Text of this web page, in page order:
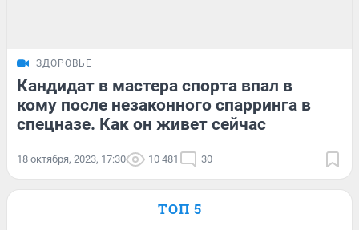
ЗДОРОВЬЕ
Кандидат в мастера спорта впал в
кому после незаконного спарринга в
спецназе. Как он живет сейчас
18 октября, 2023, 17:30 10 481 30
ТОП 5